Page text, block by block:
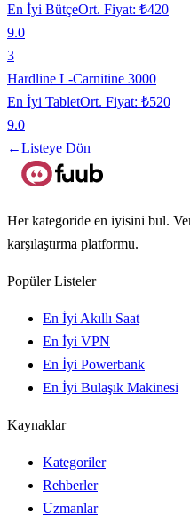
En İyi BütçeOrt. Fiyat: ₺420
9.0
3
Hardline L-Carnitine 3000
En İyi TabletOrt. Fiyat: ₺520
9.0
←Listeye Dön
Her kategoride en iyisini bul.
karşılaştırma platformu.
Popüler Listeler
En İyi Akıllı Saat
En İyi VPN
En İyi Powerbank
En İyi Bulaşık Makinesi
Kaynaklar
Kategoriler
Rehberler
Uzmanlar